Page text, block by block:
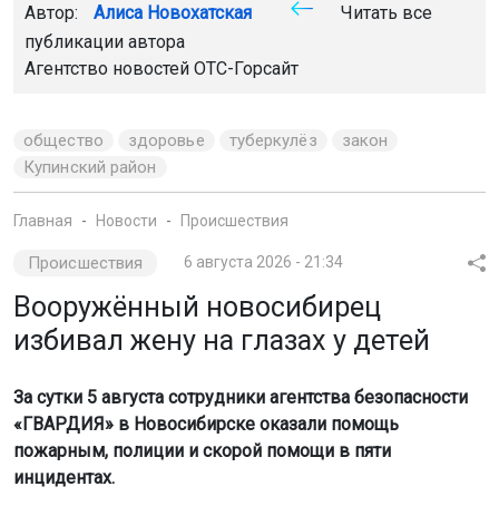
Автор: Алиса Новохатская
Читать все
публикации автора
Агентство новостей ОТС-Горсайт
общество здоровье туберкулёз
закон
Купинский район
Главная Новости Происшествия
Происшествия 6 августа 2026 - 21:34
Вооружённый новосибирец
избивал жену на глазах у детей
За сутки 5 августа сотрудники агентства безопасности
«ГВАРДИЯ» в Новосибирске оказали помощь
пожарным, полиции и скорой помощи в пяти
инцидентах.